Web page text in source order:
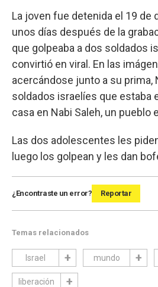
La joven fue detenida el 19 de
unos días después de la
que golpeaba a dos soldados
convirtió en viral. En las
acercándose junto a su prima,
soldados israelíes que estaba
casa en Nabi Saleh, un pueblo
Las dos adolescentes les
luego los golpean y les dan
¿Encontraste un error? Reportar
Temas relacionados
Israel mundo
liberación